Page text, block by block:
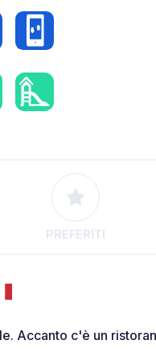
PREFERITI
Accanto c'è un